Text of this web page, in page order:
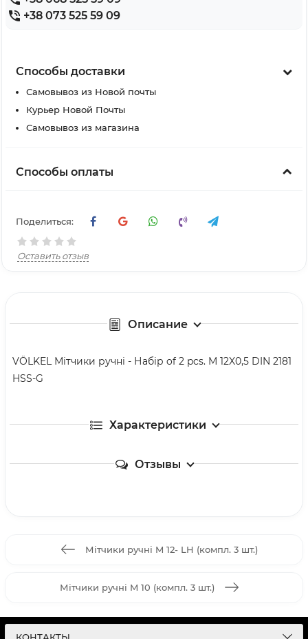
+38 073 525 59 09
Способы доставки
Самовывоз из Новой почты
Курьер Новой Почты
Самовывоз из магазина
Способы оплаты
Поделиться:
Оставить отзыв
Описание
VÖLKEL Мітчики ручні - Набір of 2 pcs. M 12X0,5 DIN 2181
HSS-G
Характеристики
Отзывы
Мітчики ручні M 12- LH (компл. 3 шт.)
Мітчики ручні M 10 (компл. 3 шт.)